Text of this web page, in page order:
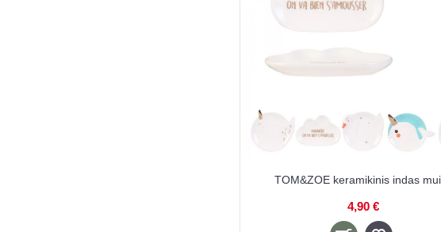
TOM&ZOE keramikinis indas
4,90 €